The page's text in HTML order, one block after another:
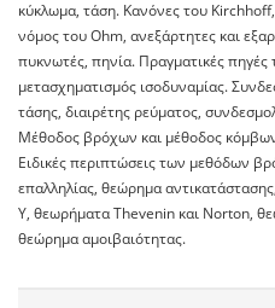
κύκλωμα, τάση. Κανόνες του
νόμος του Ohm, ανεξάρτητες και
πυκνωτές, πηνία. Πραγματικές πηγές
μετασχηματισμός ισοδυναμίας.
τάσης, διαιρέτης ρεύματος,
Μέθοδος βρόχων και μέθοδος
Ειδικές περιπτώσεις των μεθόδων
επαλληλίας, θεώρημα
Υ, θεωρήματα Thevenin και Norton,
θεώρημα αμοιβαιότητας.